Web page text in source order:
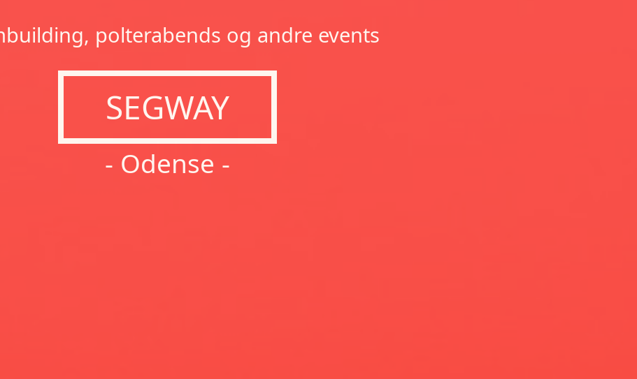
polterabends og andre events
SEGWAY
- Odense -